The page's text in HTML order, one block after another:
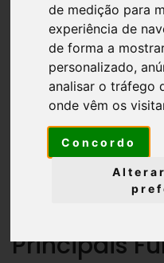
de medição para
experiência de
de forma a
personalizado,
analisar o tráfego
onde vêm os
Concordo
A área de
utilizador,todas as
tanto de outros
enviadas, incluindo
notificações de
enviados, entre outros.
Principais